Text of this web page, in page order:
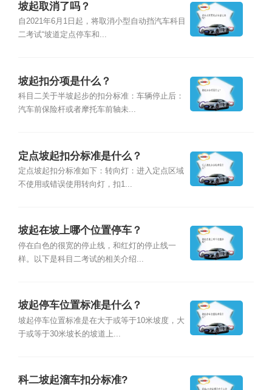
坡起取消了吗？
自2021年6月1日起，将取消小型自动挡汽车科目
二考试“坡道定点停车和...
坡起扣分项是什么？
科目二关于半坡起步的扣分标准：车辆停止后：
汽车前保险杆或者摩托车前轴未...
定点坡起扣分标准是什么？
定点坡起扣分标准如下：转向灯：进入定点区域
不使用或错误使用转向灯，扣1...
坡起在坡上哪个位置停车？
停在白色的很宽的停止线，和红灯的停止线一
样。以下是科目二考试的相关介绍...
坡起停车位置标准是什么？
坡起停车位置标准是在大于或等于10米坡度，大
于或等于30米坡长的坡道上...
科二坡起溜车扣分标准?